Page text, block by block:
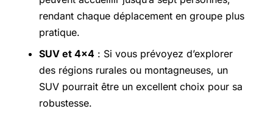
rendant chaque déplacement en groupe plus
pratique.
SUV et 4×4 : Si vous prévoyez d’explorer
des régions rurales ou montagneuses, un
SUV pourrait être un excellent choix pour sa
robustesse.